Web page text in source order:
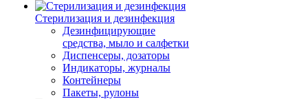
Стерилизация и дезинфекция
Дезинфицирующие
средства, мыло и салфетки
Диспенсеры, дозаторы
Индикаторы, журналы
Контейнеры
Пакеты, рулоны